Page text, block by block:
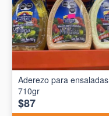
Aderezo para ensaladas
710gr
$87